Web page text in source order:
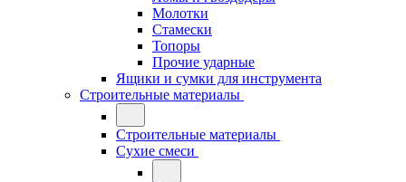
Молотки
Стамески
Топоры
Прочие ударные
Ящики и сумки для инструмента
Строительные материалы
Строительные материалы
Сухие смеси